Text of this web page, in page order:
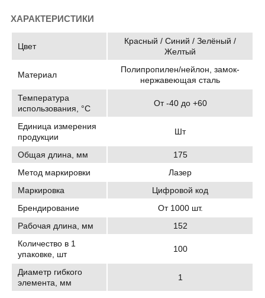
ХАРАКТЕРИСТИКИ
Цвет
Красный / Синий / Зелёный /
Желтый
Материал
Полипропилен/нейлон, замок-
нержавеющая сталь
Температура
использования, °C
От -40 до +60
Единица измерения
продукции
Шт
Общая длина, мм
175
Метод маркировки
Лазер
Маркировка
Цифровой код
Брендирование
От 1000 шт.
Рабочая длина, мм
152
Количество в 1
упаковке, шт
100
Диаметр гибкого
элемента, мм
1